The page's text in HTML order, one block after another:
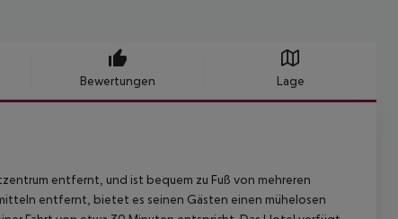
Bewertungen Lage
entfernt, und ist bequem zu Fuß von mehreren
entfernt, bietet es seinen Gästen einen mühelosen